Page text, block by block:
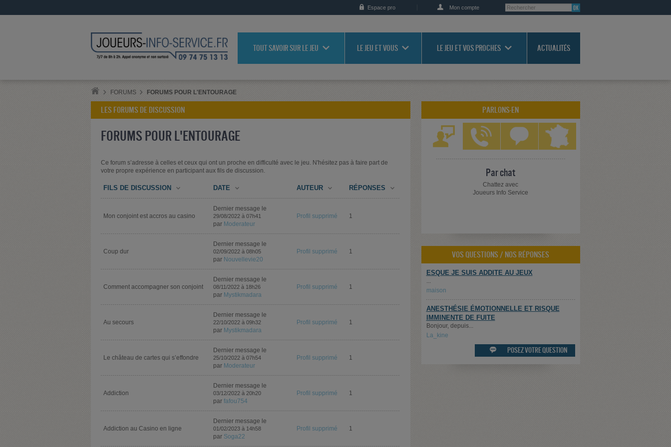
Espace pro Mon compte
TOUT SAVOIR SUR LE JEU LE JEU ET VOUS LE JEU ET VOS PROCHES ACTUALITÉS
FORUMS FORUMS POUR L'ENTOURAGE
LES FORUMS DE DISCUSSION
FORUMS POUR L'ENTOURAGE
Ce forum s’adresse à celles et ceux qui ont un proche en difficulté avec le jeu. N'hésitez pas à faire part de
votre propre expérience en participant aux fils de discussion.
FILS DE DISCUSSION DATE AUTEUR RÉPONSES
Mon conjoint est accros au casino
Dernier message le
29/08/2022 à 07h41
par Moderateur
Profil supprimé 1
Coup dur
Dernier message le
02/09/2022 à 08h05
par Nouvellevie20
Profil supprimé 1
Comment accompagner son conjoint
Dernier message le
08/11/2022 à 18h26
par Mystikmadara
Profil supprimé 1
Au secours
Dernier message le
22/10/2022 à 09h32
par Mystikmadara
Profil supprimé 1
Le château de cartes qui s’effondre
Dernier message le
25/10/2022 à 07h54
par Moderateur
Profil supprimé 1
Addiction
Dernier message le
03/12/2022 à 20h20
par fafou754
Profil supprimé 1
Addiction au Casino en ligne
Dernier message le
01/02/2023 à 14h58
par Soga22
Profil supprimé 1
PARLONS-EN
Par chat
Chattez avec
Joueurs Info Service
VOS QUESTIONS / NOS RÉPONSES
ESQUE JE SUIS ADDITE AU JEUX
...
maison
ANESTHÉSIE ÉMOTIONNELLE ET RISQUE
IMMINENTE DE FUITE
Bonjour, depuis...
La_kine
 POSEZ VOTRE QUESTION